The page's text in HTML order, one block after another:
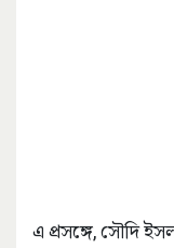
এ প্রসঙ্গে, সৌদি